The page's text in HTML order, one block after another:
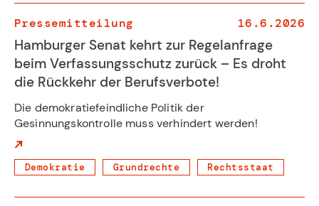
Pressemitteilung 16.6.2026
Hamburger Senat kehrt zur Regelanfrage
beim Verfassungsschutz zurück – Es droht
die Rückkehr der Berufsverbote!
Die demokratiefeindliche Politik der
Gesinnungskontrolle muss verhindert werden!
Demokratie Grundrechte Rechtsstaat